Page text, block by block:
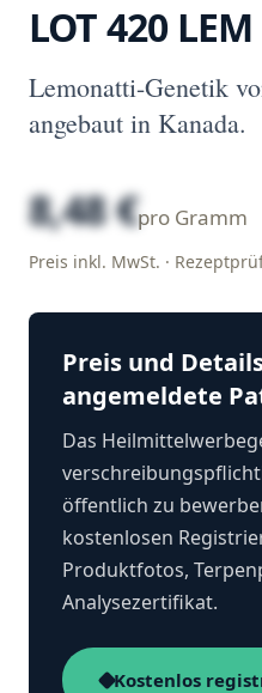
LOT 420 LEM
Lemonatti-Genetik
angebaut in Kanada.
8,48 €pro Gramm
Preis inkl. MwSt. ·
Preis und
angemeldete
Das
öffentlich zu
kostenlosen
Produktfotos,
Analysezertifikat.
Kostenlos